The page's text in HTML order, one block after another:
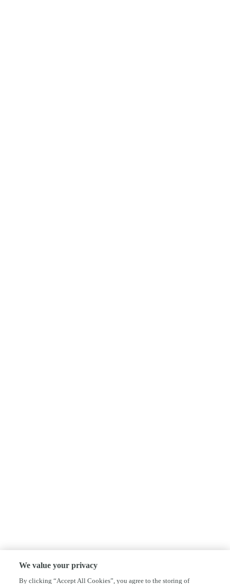
We value your privacy
By clicking “Accept All Cookies”, you agree to the storing of